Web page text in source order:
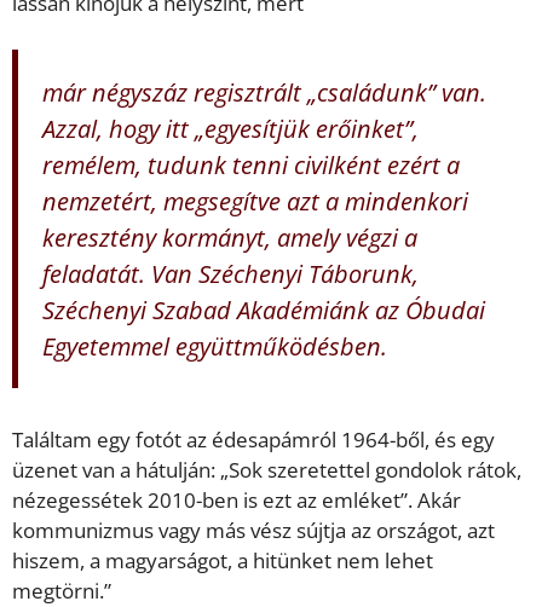
már négyszáz regisztrált „családunk” van.
Azzal, hogy itt „egyesítjük erőinket”,
remélem, tudunk tenni civilként ezért a
nemzetért, megsegítve azt a mindenkori
keresztény kormányt, amely végzi a
feladatát. Van Széchenyi Táborunk,
Széchenyi Szabad Akadémiánk az Óbudai
Egyetemmel együttműködésben.
Találtam egy fotót az édesapámról 1964-ből, és egy
üzenet van a hátulján: „Sok szeretettel gondolok rátok,
nézegessétek 2010-ben is ezt az emléket”. Akár
kommunizmus vagy más vész sújtja az országot, azt
hiszem, a magyarságot, a hitünket nem lehet
megtörni.”